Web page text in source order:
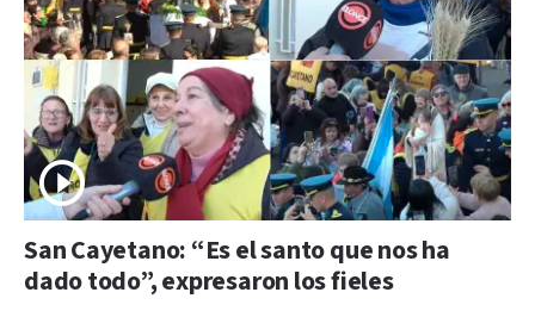
San Cayetano: “Es el santo que nos ha
dado todo”, expresaron los fieles